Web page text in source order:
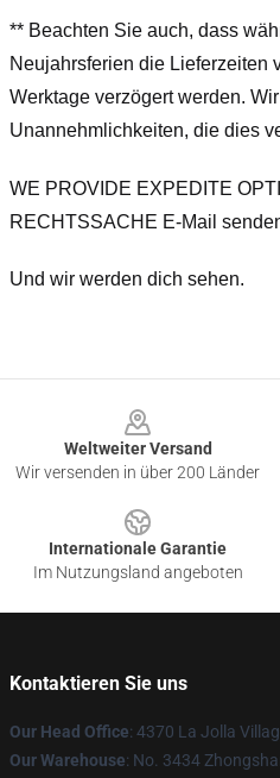
** Beachten Sie auch, dass
Neujahrsferien die Lieferzeiten
Werktage verzögert werden.
Unannehmlichkeiten, die dies
WE PROVIDE EXPEDITE
RECHTSSACHE E-Mail
Und wir werden dich sehen.
Weltweiter Versand
Wir versenden in über 200 Länder
Internationale Garantie
Im Nutzungsland angeboten
Kontaktieren Sie uns
Our Head Office: 4370 La Jolla
Our Warehouse: No. 3434